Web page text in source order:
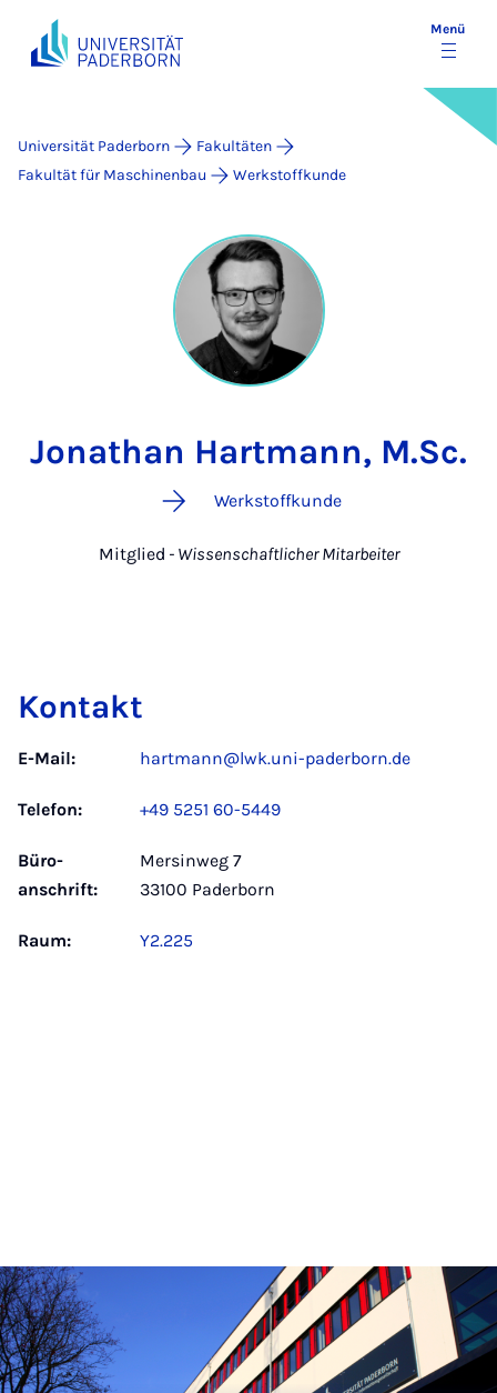
Menü
Universität Paderborn
Fakultäten
Fakultät für Maschinenbau
Werkstoffkunde
Jonathan Hartmann, M.Sc.
Werkstoffkunde
Mitglied - Wissenschaftlicher Mitarbeiter
Kontakt
E-Mail: hartmann@lwk.uni-paderborn.de
Telefon: +49 5251 60-5449
Büro­
anschrift:
Mersinweg 7
33100 Paderborn
Raum: Y2.225